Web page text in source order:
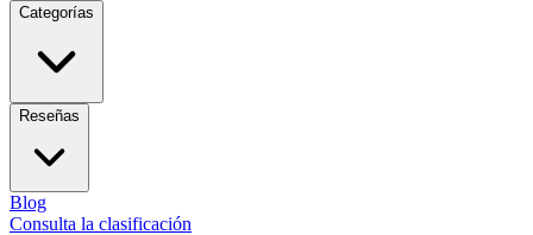
Categorías
Reseñas
Blog
Consulta la clasificación